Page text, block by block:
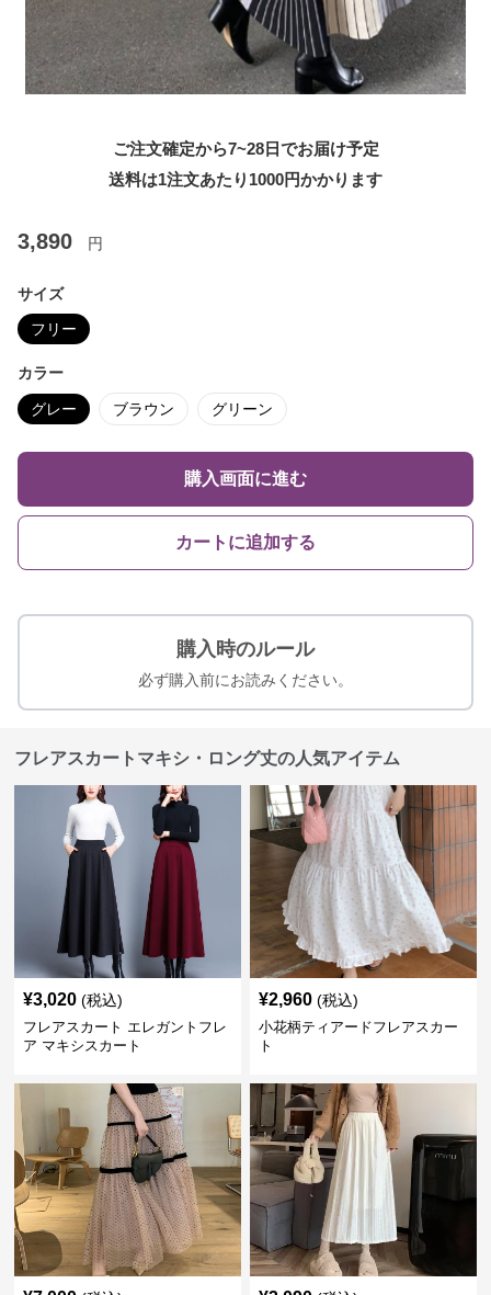
ご注文確定から7~28日でお届け予定
送料は1注文あたり 1000円かかります
3,890 円
サイズ
フリー
カラー
グレー ブラウン グリーン
購入画面に進む
カートに追加する
購入時のルール
必ず購入前にお読みください。
フレアスカートマキシ・ロング丈の人気アイテム
¥3,020 (税込)
フレアスカート エレガントフレ
ア マキシスカート
¥2,960 (税込)
小花柄ティアードフレアスカー
ト